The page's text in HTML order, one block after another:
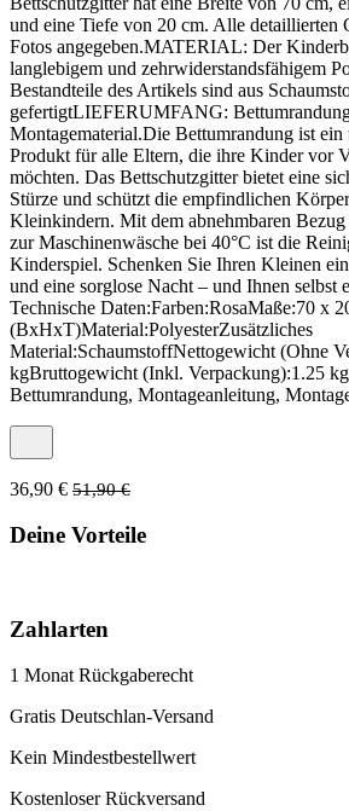
und eine Tiefe von 20 cm. Alle detaillierten
Fotos angegeben.MATERIAL: Der
langlebigem und zehrwiderstandsfähigem
Bestandteile des Artikels sind aus
gefertigtLIEFERUMFANG:
Montagematerial.Die Bettumrandung ist ein
Produkt für alle Eltern, die ihre Kinder vor
möchten. Das Bettschutzgitter bietet eine
Stürze und schützt die empfindlichen
Kleinkindern. Mit dem abnehmbaren
zur Maschinenwäsche bei 40°C ist die
Kinderspiel. Schenken Sie Ihren Kleinen
und eine sorglose Nacht – und Ihnen selbst
Technische Daten:Farben:RosaMaße:70 x
(BxHxT)Material:PolyesterZusätzliches
Material:SchaumstoffNettogewicht (Ohne
kgBruttogewicht (Inkl. Verpackung):1.25
Bettumrandung, Montageanleitung,
36,90 € 51,90 €
Deine Vorteile
Zahlarten
1 Monat Rückgaberecht
Gratis Deutschlan-Versand
Kein Mindestbestellwert
Kostenloser Rückversand